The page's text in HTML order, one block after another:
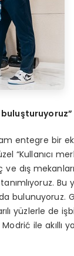
şturuyoruz”
entegre bir
“Kullanıcı
dış
Bu
bulunuyoruz.
yüzlerle de
ile akıllı